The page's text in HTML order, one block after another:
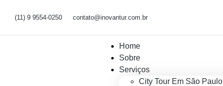
(11) 9 9554-0250 contato@inovantur.com.br
Home
Sobre
Serviços
City Tour Em São Paulo